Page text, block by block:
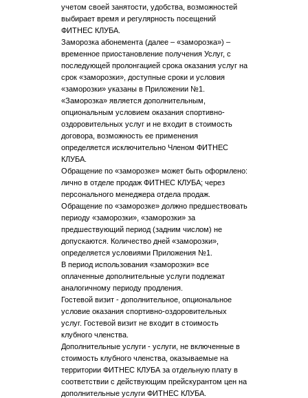
учетом своей занятости, удобства, возможностей
выбирает время и регулярность посещений
ФИТНЕС КЛУБА.
Заморозка абонемента (далее – «заморозка») –
временное приостановление получения Услуг, с
последующей пролонгацией срока оказания услуг на
срок «заморозки», доступные сроки и условия
«заморозки» указаны в Приложении №1.
«Заморозка» является дополнительным,
опциональным условием оказания спортивно-
оздоровительных услуг и не входит в стоимость
договора, возможность ее применения
определяется исключительно Членом ФИТНЕС
КЛУБА.
Обращение по «заморозке» может быть оформлено:
лично в отделе продаж ФИТНЕС КЛУБА; через
персонального менеджера отдела продаж.
Обращение по «заморозке» должно предшествовать
периоду «заморозки», «заморозки» за
предшествующий период (задним числом) не
допускаются. Количество дней «заморозки»,
определяется условиями Приложения №1.
В период использования «заморозки» все
оплаченные дополнительные услуги подлежат
аналогичному периоду продления.
Гостевой визит - дополнительное, опциональное
условие оказания спортивно-оздоровительных
услуг. Гостевой визит не входит в стоимость
клубного членства.
Дополнительные услуги - услуги, не включенные в
стоимость клубного членства, оказываемые на
территории ФИТНЕС КЛУБА за отдельную плату в
соответствии с действующим прейскурантом цен на
дополнительные услуги ФИТНЕС КЛУБА.